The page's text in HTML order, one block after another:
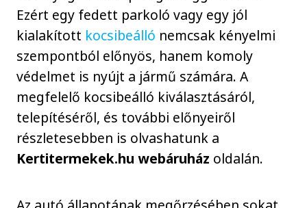
Ezért egy fedett parkoló vagy egy jól
kialakított kocsibeálló nemcsak kényelmi
szempontból előnyös, hanem komoly
védelmet is nyújt a jármű számára. A
megfelelő kocsibeálló kiválasztásáról,
telepítéséről, és további előnyeiről
részletesebben is olvashatunk a
Kertitermekek.hu webáruház oldalán.